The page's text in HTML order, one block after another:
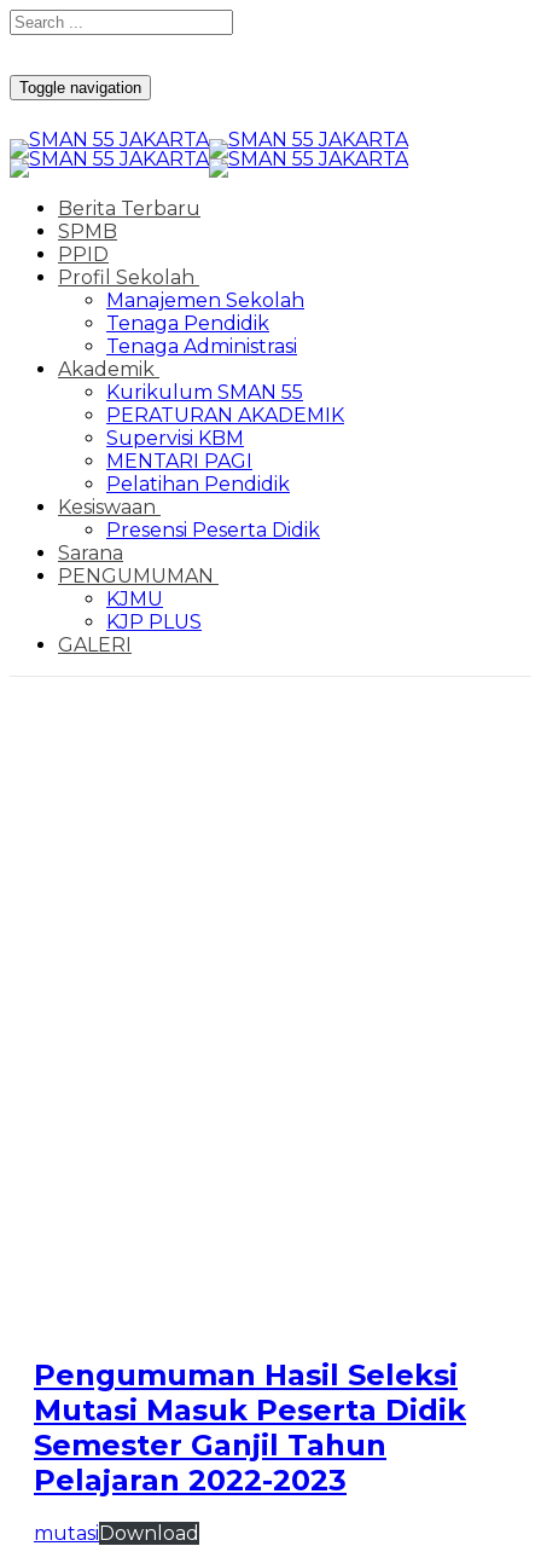
Toggle navigation
Berita Terbaru
SPMB
PPID
Profil Sekolah
Manajemen Sekolah
Tenaga Pendidik
Tenaga Administrasi
Akademik
Kurikulum SMAN 55
PERATURAN AKADEMIK
Supervisi KBM
MENTARI PAGI
Pelatihan Pendidik
Kesiswaan
Presensi Peserta Didik
Sarana
PENGUMUMAN
KJMU
KJP PLUS
GALERI
Pengumuman Hasil Seleksi
Mutasi Masuk Peserta Didik
Semester Ganjil Tahun
Pelajaran 2022-2023
mutasiDownload